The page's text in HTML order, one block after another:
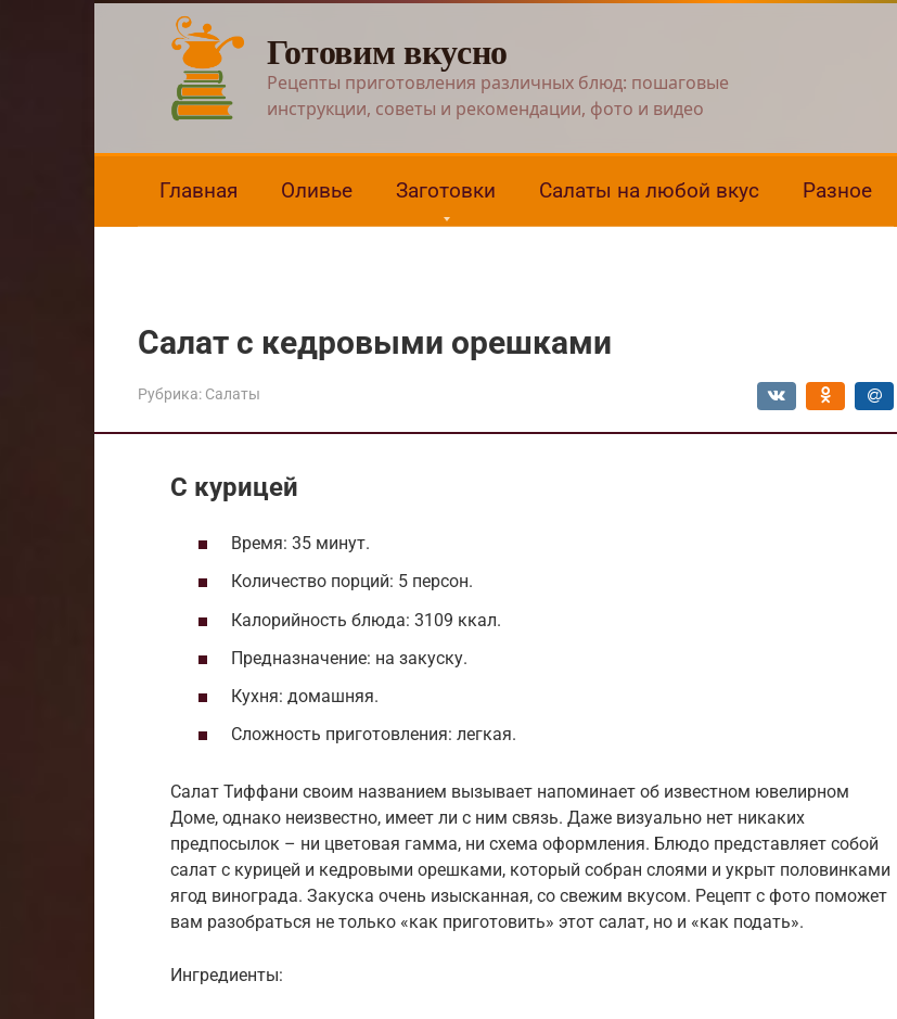
Готовим вкусно
Рецепты приготовления различных блюд: пошаговые
инструкции, советы и рекомендации, фото и видео
Главная Оливье Заготовки Салаты на любой вкус Разное
Салат с кедровыми орешками
Рубрика: Салаты
С курицей
Время: 35 минут.
Количество порций: 5 персон.
Калорийность блюда: 3109 ккал.
Предназначение: на закуску.
Кухня: домашняя.
Сложность приготовления: легкая.
Салат Тиффани своим названием вызывает напоминает об известном ювелирном
Доме, однако неизвестно, имеет ли с ним связь. Даже визуально нет никаких
предпосылок – ни цветовая гамма, ни схема оформления. Блюдо представляет собой
салат с курицей и кедровыми орешками, который собран слоями и укрыт половинками
ягод винограда. Закуска очень изысканная, со свежим вкусом. Рецепт с фото поможет
вам разобраться не только «как приготовить» этот салат, но и «как подать».
Ингредиенты: